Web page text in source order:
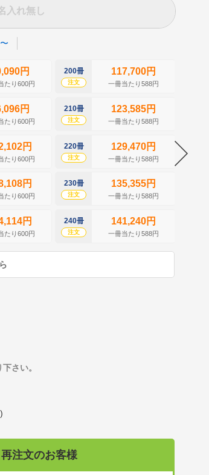
入れ無し
円
たり600円
円
たり600円
円
たり600円
円
たり600円
円
たり600円
200冊
注文
117,700円
一冊当たり588円
210冊
注文
123,585円
一冊当たり588円
220冊
注文
129,470円
一冊当たり588円
230冊
注文
135,355円
一冊当たり588円
240冊
注文
141,240円
一冊当たり588円
さい。
再注文のお客様